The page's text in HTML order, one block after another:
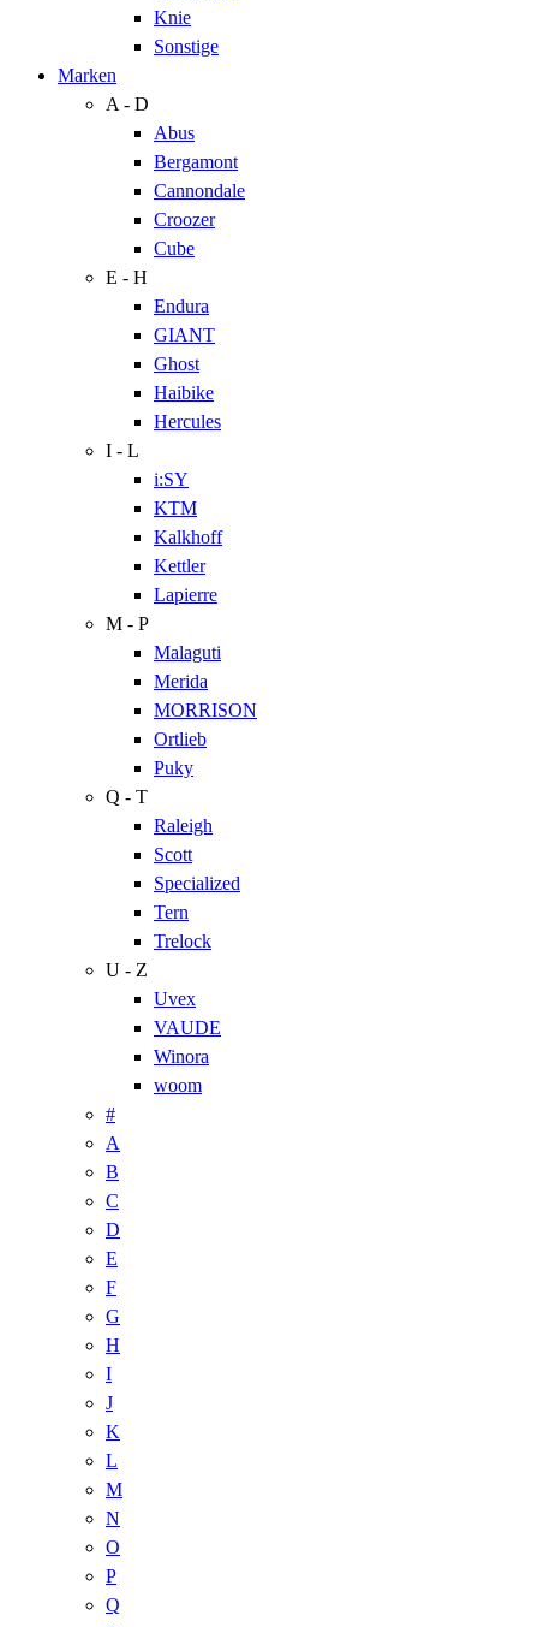
Knie
Sonstige
Marken
A - D
Abus
Bergamont
Cannondale
Croozer
Cube
E - H
Endura
GIANT
Ghost
Haibike
Hercules
I - L
i:SY
KTM
Kalkhoff
Kettler
Lapierre
M - P
Malaguti
Merida
MORRISON
Ortlieb
Puky
Q - T
Raleigh
Scott
Specialized
Tern
Trelock
U - Z
Uvex
VAUDE
Winora
woom
#
A
B
C
D
E
F
G
H
I
J
K
L
M
N
O
P
Q